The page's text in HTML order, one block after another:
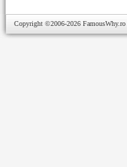
Copyright ©2006-2026 FamousWhy.ro